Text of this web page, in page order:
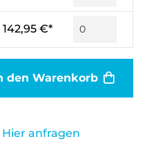
142,95 €*
den Warenkorb
Hier anfragen